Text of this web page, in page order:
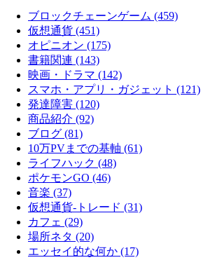
ブロックチェーンゲーム (459)
仮想通貨 (451)
オピニオン (175)
書籍関連 (143)
映画・ドラマ (142)
スマホ・アプリ・ガジェット (121)
発達障害 (120)
商品紹介 (92)
ブログ (81)
10万PVまでの基軸 (61)
ライフハック (48)
ポケモンGO (46)
音楽 (37)
仮想通貨-トレード (31)
カフェ (29)
場所ネタ (20)
エッセイ的な何か (17)